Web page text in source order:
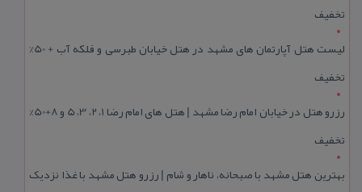
تخفیف
لیست هتل آپارتمان های مشهد در هتل خیابان طبرسی و فلکه آب + 50%
تخفیف
رزرو هتل در خیابان امام رضا مشهد | هتل‌ های امام رضا 1، 2، 3، 5 و 8+50%
تخفیف
بهترین هتل مشهد با صبحانه، ناهار و شام | رزرو هتل مشهد با غذا نزدیک